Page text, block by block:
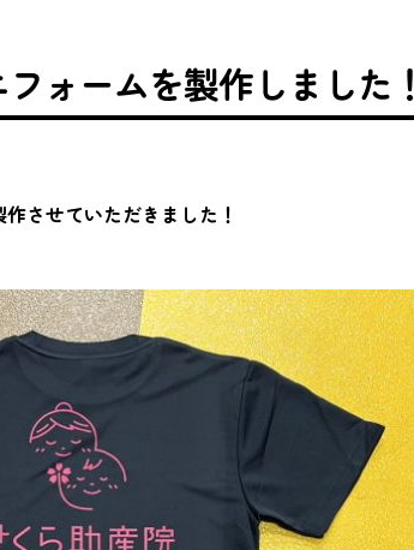
ォームを製作しました！
させていただきました！